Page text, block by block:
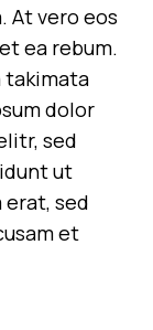
At vero eos
ea rebum.
takimata
dolor
sed
ut
erat, sed
et